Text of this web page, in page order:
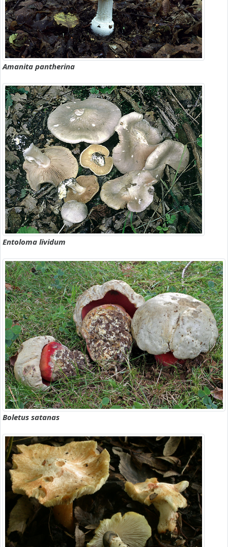
Amanita pantherina
Entoloma lividum
Boletus satanas